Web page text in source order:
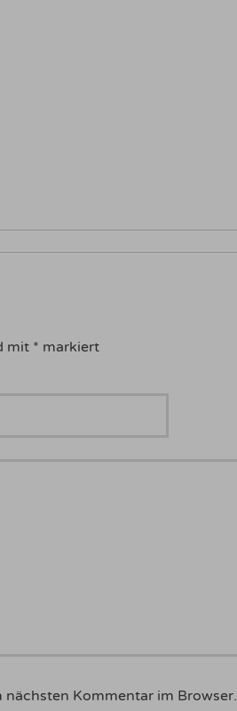
mit * markiert
Kommentar im Browser.